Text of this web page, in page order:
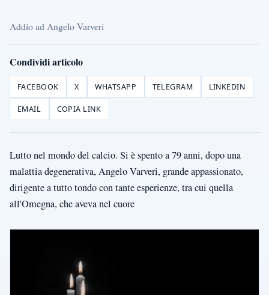
Addio ad Angelo Varveri
Condividi articolo
FACEBOOK X WHATSAPP TELEGRAM LINKEDIN
EMAIL COPIA LINK
Lutto nel mondo del calcio. Si è spento a 79 anni, dopo una
malattia degenerativa, Angelo Varveri, grande appassionato,
dirigente a tutto tondo con tante esperienze, tra cui quella
all'Omegna, che aveva nel cuore